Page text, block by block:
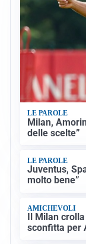
LE PAROLE
Milan,
delle scelte”
LE PAROLE
Juventus,
molto bene”
AMICHEVOLI
Il Milan
sconfitta per